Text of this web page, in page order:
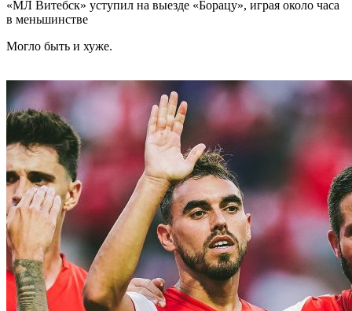
«МЛ Витебск» уступил на выезде «Борацу», играя около часа
в меньшинстве
Могло быть и хуже.